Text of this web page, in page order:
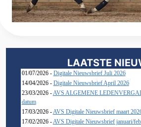
LAATSTE
01/07/2026 - Digitale Nieuwsbrief Juli 2026
14/04/2026 - Digitale Nieuwsbrief April 2026
23/03/2026 -AVS ALGEMENE
datum
17/03/2026 -AVS Digitale Nieuwsbrief maart
17/02/2026 -AVS Digitale Nieuwsbrief januari/